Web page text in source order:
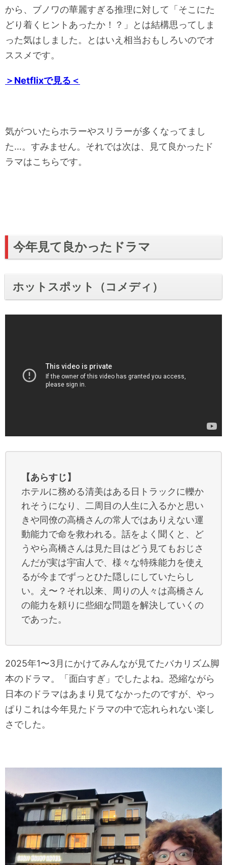
から、ブノワの華麗すぎる推理に対して「そこにた
どり着くヒントあったか！？」とは結構思ってしま
った気はしました。とはいえ相当おもしろいのでオ
ススメです。
＞Netflixで見る＜
気がついたらホラーやスリラーが多くなってまし
た…。すみません。それでは次は、見て良かったド
ラマはこちらです。
今年見て良かったドラマ
ホットスポット（コメディ）
【あらすじ】
ホテルに務める清美はある日トラックに轢か
れそうになり、二周目の人生に入るかと思い
きや同僚の高橋さんの常人ではありえない運
動能力で命を救われる。話をよく聞くと、ど
うやら高橋さんは見た目はどう見てもおじさ
んだが実は宇宙人で、様々な特殊能力を使え
るが今までずっとひた隠しにしていたらし
い。え〜？それ以来、周りの人々は高橋さん
の能力を頼りに些細な問題を解決していくの
であった。
2025年1〜3月にかけてみんなが見てたバカリズム脚
本のドラマ。「面白すぎ」でしたよね。恐縮ながら
日本のドラマはあまり見てなかったのですが、やっ
ぱりこれは今年見たドラマの中で忘れられない楽し
さでした。